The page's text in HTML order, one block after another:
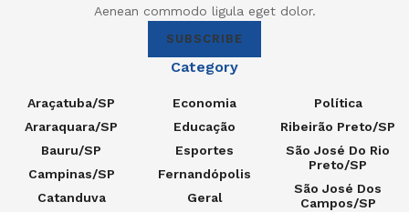
Aenean commodo ligula eget dolor.
SUBSCRIBE
Category
Araçatuba/SP
Araraquara/SP
Bauru/SP
Campinas/SP
Catanduva
Economia
Educação
Esportes
Fernandópolis
Geral
Política
Ribeirão Preto/SP
São José Do Rio
Preto/SP
São José Dos
Campos/SP